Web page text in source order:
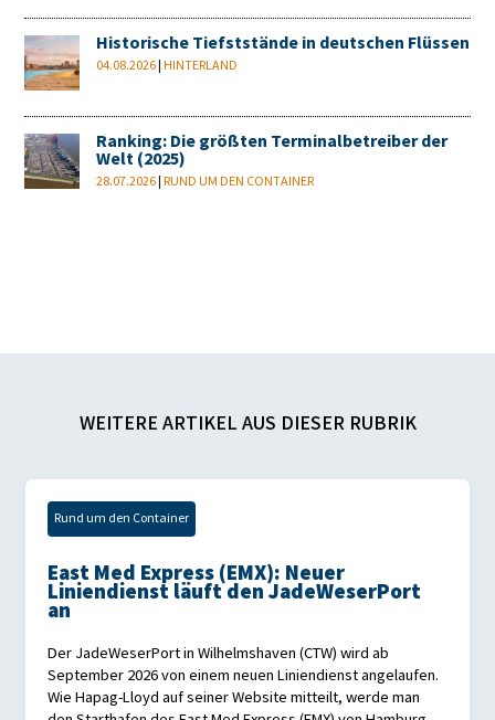
Historische Tiefststände in deutschen Flüssen
04.08.2026 |HINTERLAND
Ranking: Die größten Terminalbetreiber der
Welt (2025)
28.07.2026 |RUND UM DEN CONTAINER
WEITERE ARTIKEL AUS DIESER RUBRIK
Rund um den Container
East Med Express (EMX): Neuer
Liniendienst läuft den JadeWeserPort
an
Der JadeWeserPort in Wilhelmshaven (CTW) wird ab
September 2026 von einem neuen Liniendienst angelaufen.
Wie Hapag-Lloyd auf seiner Website mitteilt, werde man